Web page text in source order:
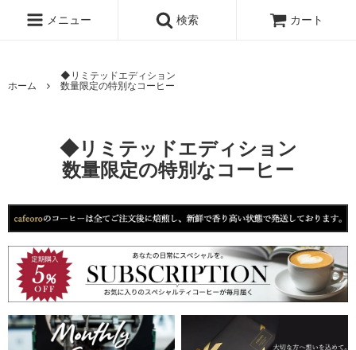
メニュー 検索 カート
ホーム
◆リミテッドエディション
数量限定の特別なコーヒー
◆リミテッドエディション
数量限定の特別なコーヒー